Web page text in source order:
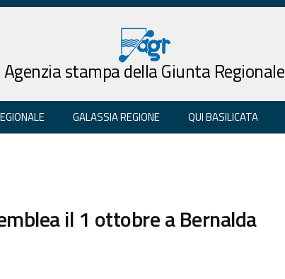
Agenzia stampa della Giunta Regionale
GALASSIA REGIONE QUI BASILICATA
il 1 ottobre a Bernalda